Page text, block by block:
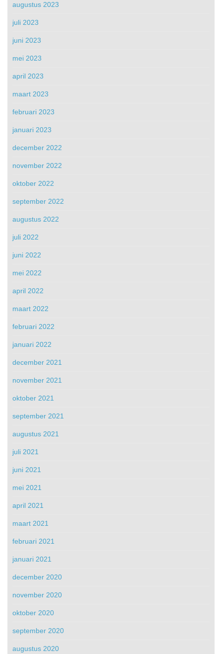
augustus 2023
juli 2023
juni 2023
mei 2023
april 2023
maart 2023
februari 2023
januari 2023
december 2022
november 2022
oktober 2022
september 2022
augustus 2022
juli 2022
juni 2022
mei 2022
april 2022
maart 2022
februari 2022
januari 2022
december 2021
november 2021
oktober 2021
september 2021
augustus 2021
juli 2021
juni 2021
mei 2021
april 2021
maart 2021
februari 2021
januari 2021
december 2020
november 2020
oktober 2020
september 2020
augustus 2020